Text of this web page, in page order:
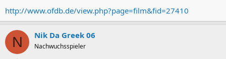
http://www.ofdb.de/view.php?page=film&fid=27410
N Nik Da Greek 06
Nachwuchsspieler